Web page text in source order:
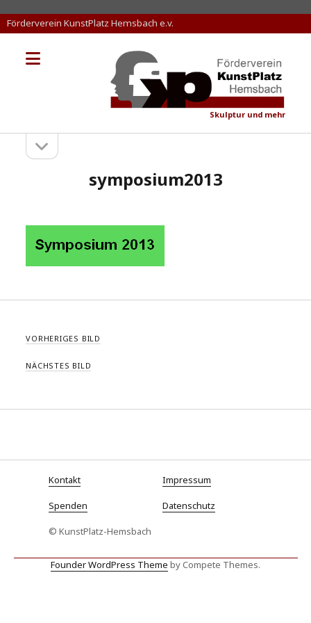
Förderverein KunstPlatz Hemsbach e.v.
Skulptur und mehr
Menü
Sidebaröffnen
symposium2013
VORHERIGES BILD
NÄCHSTES BILD
Kontakt Impressum
Spenden Datenschutz
© KunstPlatz-Hemsbach
Founder WordPress Theme by Compete Themes.